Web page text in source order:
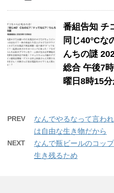
番組告知 チ
同じ40°C
んちの謎
総合 午後7
曜日8時15分
PREV
なんでやるなって言わ
は自由な生き物だから
NEXT
なんで瓶ビールのコッ
生き残るため